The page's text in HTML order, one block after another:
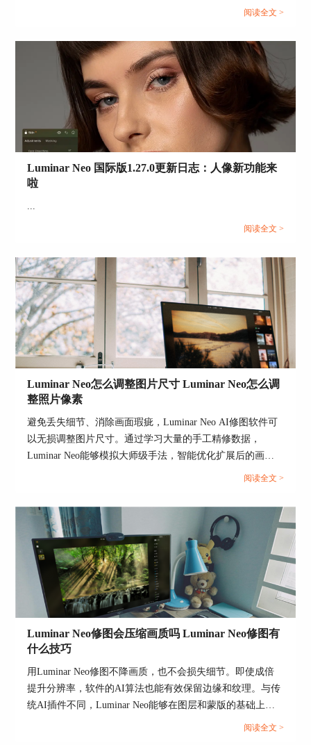
图2：应用预设
3、如果觉得图像应用预设后，还有可以提升的空
间，可以在应用预设后，打开Luminar Neo的编辑
历史，这样就能查看预设所使用到的工具，并进行
参数调整。当然，我们也可以从零开始，完全自行
定义预设效果，下文会详细讲解相关的内容。
图3：自定义预设
二、Luminar Neo自定义预设参数保存与批量应用
方法
上文我们已经了解了Luminar Neo自定义预设的相
关概念，接下来，继续来学习Luminar Neo自定义
预设参数保存与批量应用方法。
1、自定义预设参数可以在预设基础上改，也可以
完全自己设定调整参数。
①在预设基础上改的话，先打开Luminar Neo的预
置功能，点击顶部的“预置”菜单就能打开。
②打开预置功能后，按照建议选择合适的样式，也
可以选择自己喜欢的样式，然后再调整一下应用的
强度。
参数，会非常耗时间。除此之外，还有一种常见问题，就是
怎么批量修图，Aperty可以给拍虚的片子变清晰吗的相关内
阅读全文 >
Luminar Neo 国际版1.27.0更新日志：人像新功能来
啦
...
阅读全文 >
Luminar Neo怎么调整图片尺寸 Luminar Neo怎么调
整照片像素
避免丢失细节、消除画面瑕疵，Luminar Neo AI修图软件可
以无损调整图片尺寸。通过学习大量的手工精修数据，
Luminar Neo能够模拟大师级手法，智能优化扩展后的画面
内容和纹理。那么有关Luminar Neo怎么调整图片尺寸，
绍。...
阅读全文 >
Luminar Neo修图会压缩画质吗 Luminar Neo修图有
什么技巧
用Luminar Neo修图不降画质，也不会损失细节。即使成倍
提升分辨率，软件的AI算法也能有效保留边缘和纹理。与传
统AI插件不同，Luminar Neo能够在图层和蒙版的基础上，
轻松完成那些手工难以复刻的专业后期效果。那么有关
阅读全文 >